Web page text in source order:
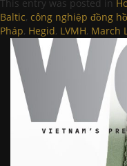
This entry was posted in
Baltic, công nghiệp đồng hồ
Pháp, Hegid, LVMH, March